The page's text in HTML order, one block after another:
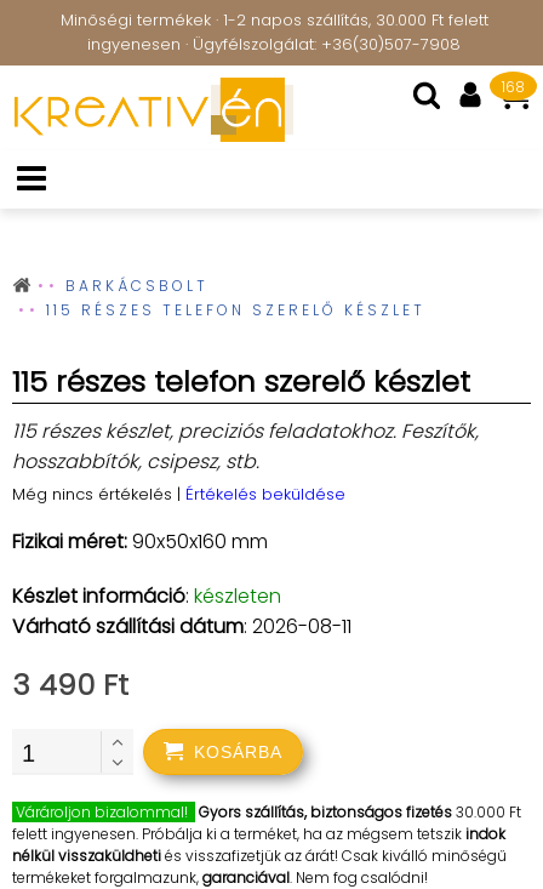
Minőségi termékek · 1-2 napos szállítás, 30.000 Ft felett
ingyenesen · Ügyfélszolgálat: +36(30)507-7908
168
BARKÁCSBOLT
115 RÉSZES TELEFON SZERELŐ KÉSZLET
115 részes telefon szerelő készlet
115 részes készlet, preciziós feladatokhoz. Feszítők,
hosszabbítók, csipesz, stb.
Még nincs értékelés | Értékelés beküldése
Fizikai méret:90x50x160 mm
Készlet információ: készleten
Várható szállítási dátum: 2026-08-11
3 490 Ft
KOSÁRBA
Várároljon bizalommal! Gyors szállítás, biztonságos fizetés30.000 Ft
felett ingyenesen. Próbálja ki a terméket, ha az mégsem tetszikindok
nélkül visszaküldhetiés visszafizetjük az árát! Csak kiválló minőségű
termékeket forgalmazunk,garanciával. Nem fog csalódni!